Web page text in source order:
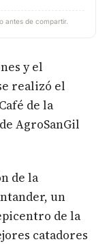
antes de compartir.
y el
realizó el
de la
AgroSanGil
de la
un
de la
catadores